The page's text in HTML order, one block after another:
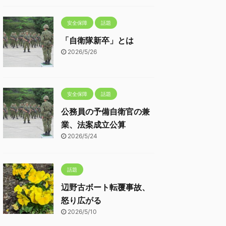
安全保障 話題
「自衛隊新卒」とは
2026/5/26
安全保障 話題
公務員の予備自衛官の兼
業、法案成立公算
2026/5/24
話題
辺野古ボート転覆事故、
怒り広がる
2026/5/10